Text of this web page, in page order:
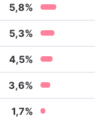
5,8%
5,3%
4,5%
3,6%
1,7%